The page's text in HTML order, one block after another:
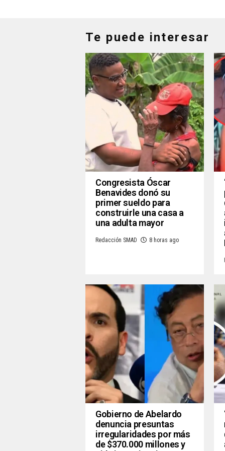
Te puede interesar
Congresista Óscar
Benavides donó su
primer sueldo para
construirle una casa a
una adulta mayor
Redacción SMAD 8 horas ago
Gobierno de Abelardo
denuncia presuntas
irregularidades por más
de $370.000 millones y